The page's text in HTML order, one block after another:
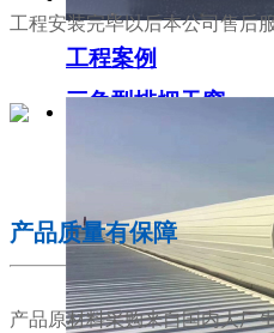
三角型排烟天窗
工程案例
工程安装完毕以后本公司售后
产品质量有保障
产品原材料采购来自国内大厂